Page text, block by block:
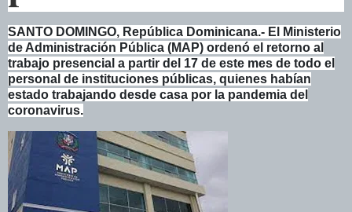
SANTO DOMINGO, República Dominicana.- El Ministerio
de Administración Pública (MAP) ordenó el retorno al
trabajo presencial a partir del 17 de este mes de todo el
personal de instituciones públicas, quienes habían
estado trabajando desde casa por la pandemia del
coronavirus.